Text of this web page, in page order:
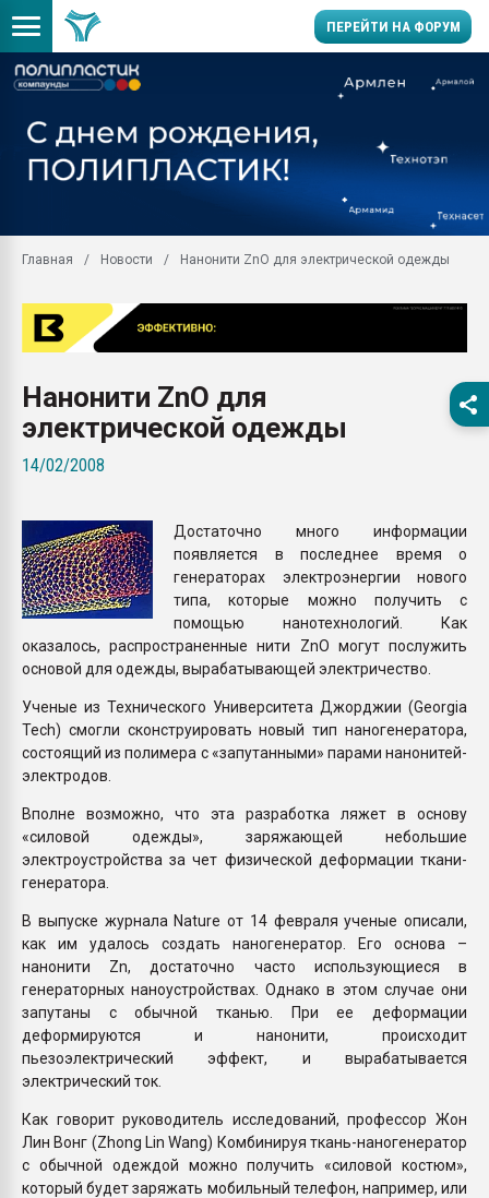
ПЕРЕЙТИ НА ФОРУМ
заводу пластмасс"
Помощь в подборе
Вакуум-формовочные
первый план в
бутылок
ПЕРЕЙТИ НА
Главная Новости Нанонити ZnO для электрической одежды
Нанонити ZnO для
электрической одежды
14/02/2008
Достаточно много информации
появляется в последнее время о
генераторах электроэнергии нового
типа, которые можно получить с
помощью нанотехнологий. Как
оказалось, распространенные нити ZnO могут послужить
основой для одежды, вырабатывающей электричество.
Ученые из Технического Университета Джорджии (Georgia
Tech) смогли сконструировать новый тип наногенератора,
состоящий из полимера с «запутанными» парами нанонитей-
электродов.
Вполне возможно, что эта разработка ляжет в основу
«силовой одежды», заряжающей небольшие
электроустройства за чет физической деформации ткани-
генератора.
В выпуске журнала Nature от 14 февраля ученые описали,
как им удалось создать наногенератор. Его основа –
нанонити Zn, достаточно часто использующиеся в
генераторных наноустройствах. Однако в этом случае они
запутаны с обычной тканью. При ее деформации
деформируются и нанонити, происходит
пьезоэлектрический эффект, и вырабатывается
электрический ток.
Как говорит руководитель исследований, профессор Жон
Лин Вонг (Zhong Lin Wang) Комбинируя ткань-наногенератор
с обычной одеждой можно получить «силовой костюм»,
который будет заряжать мобильный телефон, например, или